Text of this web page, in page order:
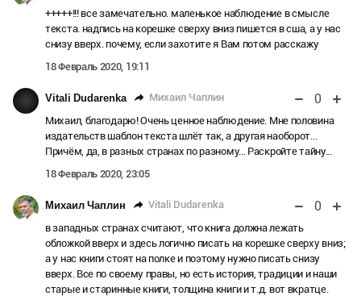
+++++!!! все замечательно. маленькое наблюдение в смысле
текста. надпись на корешке сверху вниз пишется в сша, а у нас
снизу вверх. почему, если захотите я Вам потом расскажу
18 Февраль 2020, 19:11
Vitali Dudarenka Михаил Чаплин 0
Михаил, благодарю! Очень ценное наблюдение. Мне половина
издательств шаблон текста шлёт так, а другая наоборот...
Причём, да, в разных странах по разному... Раскройте тайну...
18 Февраль 2020, 23:05
Михаил Чаплин Vitali Dudarenka 0
в западных странах считают, что книга должна лежать
обложкой вверх и здесь логично писать на корешке сверху вниз;
а у нас книги стоят на полке и поэтому нужно писать снизу
вверх. Все по своему правы, но есть история, традиции и наши
старые и старинные книги, толщина книги и т.д. вот вкратце.